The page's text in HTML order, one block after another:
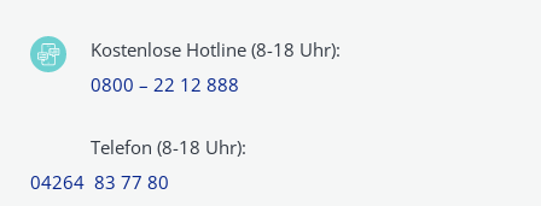
Kostenlose Hotline (8-18 Uhr):
0800 – 22 12 888
Telefon (8-18 Uhr):
04264 83 77 80